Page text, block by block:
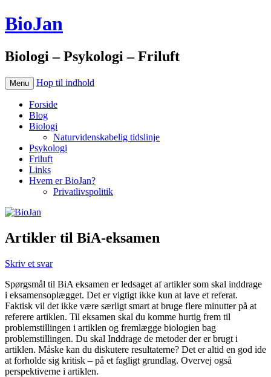
BioJan
Biologi – Psykologi – Friluft
Menu Hop til indhold
Forside
Blog
Biologi
Naturvidenskabelig tidslinje
Psykologi
Friluft
Links
Hvem er BioJan?
Privatlivspolitik
Artikler til BiA-eksamen
Skriv et svar
Spørgsmål til BiA eksamen er ledsaget af artikler som skal inddrage
i eksamensoplægget. Det er vigtigt ikke kun at lave et referat.
Faktisk vil det ikke være særligt smart at bruge flere minutter på at
referere artiklen. Til eksamen skal du komme hurtig frem til
problemstillingen i artiklen og fremlægge biologien bag
problemstillingen. Du skal Inddrage de metoder der er brugt i
artiklen. Måske kan du diskutere resultaterne? Det er altid en god ide
at forholde sig kritisk – på et fagligt grundlag. Overvej også
perspektiverne i artiklen.